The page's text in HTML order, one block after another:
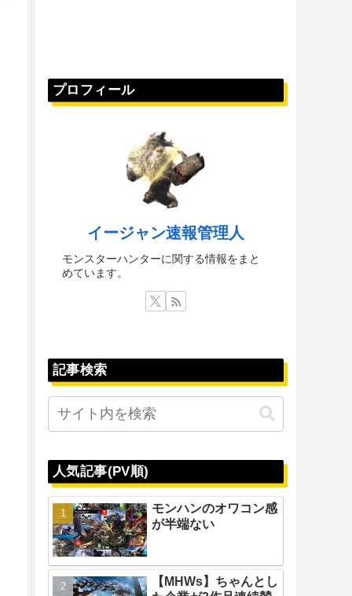
プロフィール
イージャン速報管理人
モンスターハンターに関する情報をまと
めています。
記事検索
人気記事(PV順)
モンハンのオワコン感
が半端ない
【MHWs】ちゃんとし